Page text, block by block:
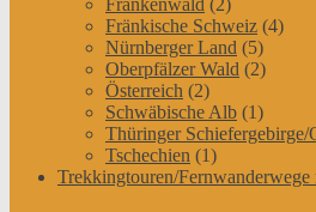
Frankenwald (2)
Fränkische Schweiz (4)
Nürnberger Land (5)
Oberpfälzer Wald (2)
Österreich (2)
Schwäbische Alb (1)
Thüringer Schiefergebirge/
Tschechien (1)
Trekkingtouren/